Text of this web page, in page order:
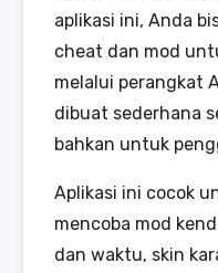
aplikasi ini, Anda
cheat dan mod
melalui perangkat
dibuat sederhana
bahkan untuk
Aplikasi ini cocok
mencoba mod
dan waktu, skin